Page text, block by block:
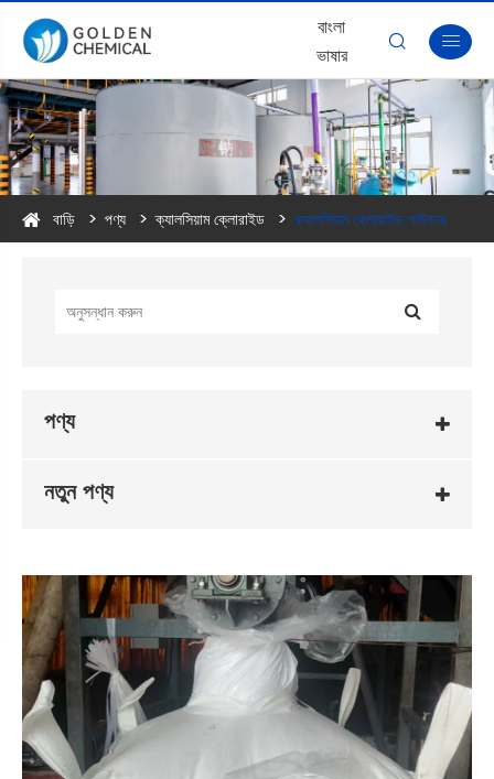
বাংলা
ভাষার
 
বাড়ি পণ্য ক্যালসিয়াম ক্লোরাইড ক্যালসিয়াম ক্লোরাইড পাউডার
পণ্য
নতুন পণ্য